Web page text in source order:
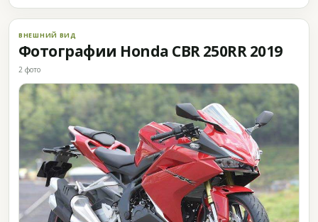
ВНЕШНИЙ ВИД
Фотографии Honda CBR 250RR 2019
2 фото